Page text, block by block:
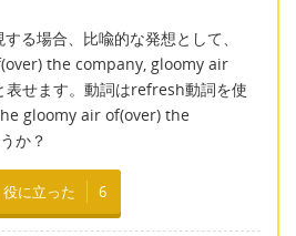
る場合、比喩的な発想として、
the company, gloomy air
せます。動詞はrefresh動詞を使
gloomy air of(over) the
か？
役に立った 6